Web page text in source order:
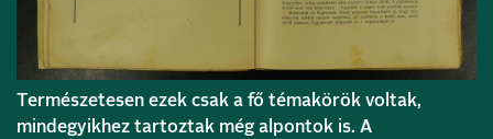
Természetesen ezek csak a fő témakörök voltak,
mindegyikhez tartoztak még alpontok is. A